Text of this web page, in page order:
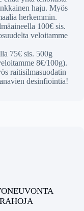
haju. Myös
herkemmin.
100€ sis.
veloitamme
75€ sis. 500g
8€/100g).
raitisilmasuodatin
desinfiointia!